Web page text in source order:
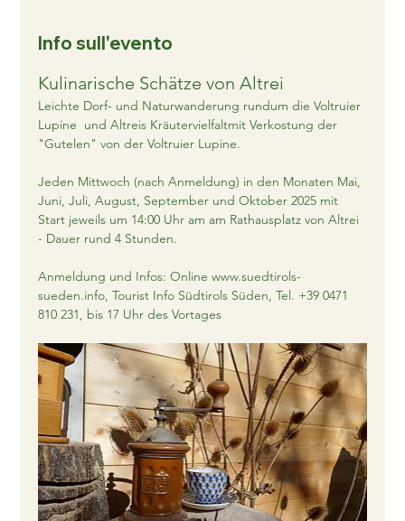
Info sull'evento
Kulinarische Schätze von Altrei
Leichte Dorf- und Naturwanderung rundum die Voltruier
Lupine  und Altreis Kräutervielfaltmit Verkostung der
"Gutelen" von der Voltruier Lupine.
Jeden Mittwoch (nach Anmeldung) in den Monaten Mai,
Juni, Juli, August, September und Oktober 2025 mit
Start jeweils um 14:00 Uhr am am Rathausplatz von Altrei
- Dauer rund 4 Stunden.
Anmeldung und Infos: Online www.suedtirols-
sueden.info, Tourist Info Südtirols Süden, Tel. +39 0471
810 231, bis 17 Uhr des Vortages